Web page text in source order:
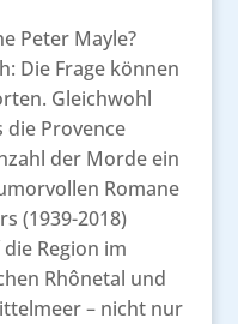
Peter Mayle?
Die Frage können
Gleichwohl
Provence
der Morde ein
Romane
(1939-2018)
Region im
Rhônetal und
– nicht nur